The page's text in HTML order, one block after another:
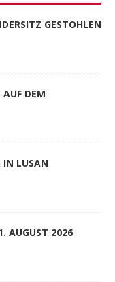
GESTOHLEN
AUF DEM
IN LUSAN
AUGUST 2026